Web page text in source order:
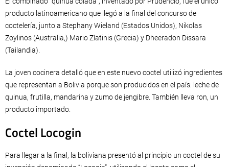
producto latinoamericano que llegó a la final del concurso de
coctelería, junto a Stephany Wieland (Estados Unidos), Nikolas
Zoylinos (Australia,) Mario Zlatinis (Grecia) y Dheeradon Dissara
(Tailandia).
La joven cocinera detalló que en este nuevo coctel utilizó ingredientes
que representan a Bolivia porque son producidos en el país: leche de
quinua, frutilla, mandarina y zumo de jengibre. También lleva ron, un
producto importado.
Coctel Locogin
Para llegar a la final, la boliviana presentó al principio un coctel de su